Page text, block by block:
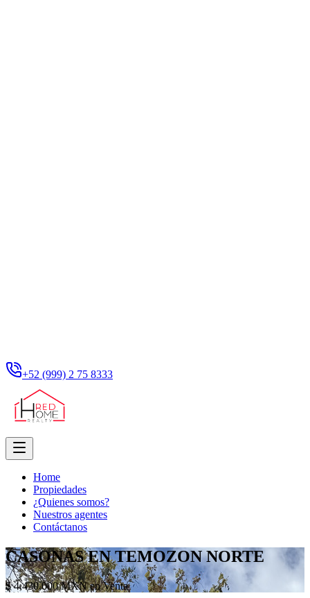
+52 (999) 2 75 8333
Home
Propiedades
¿Quienes somos?
Nuestros agentes
Contáctanos
CASONAS EN TEMOZON NORTE
$ 4,430,000 MXN en Venta